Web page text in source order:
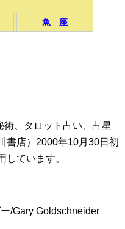
魚 座
、タロット占い、占星
書店）2000年10月30日初
しています。
/Gary Goldschneider